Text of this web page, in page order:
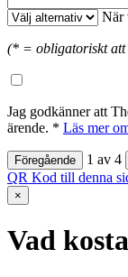
När
(* = obligatoriskt
Jag godkänner att
ärende. * Läs mer
1 av 4
QR Kod till denna
×
Vad